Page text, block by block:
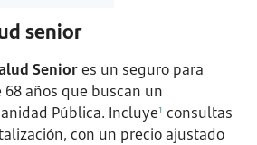
senior
Seniores un seguro para
años que buscan un
Pública. Incluye1 consultas
con un precio ajustado